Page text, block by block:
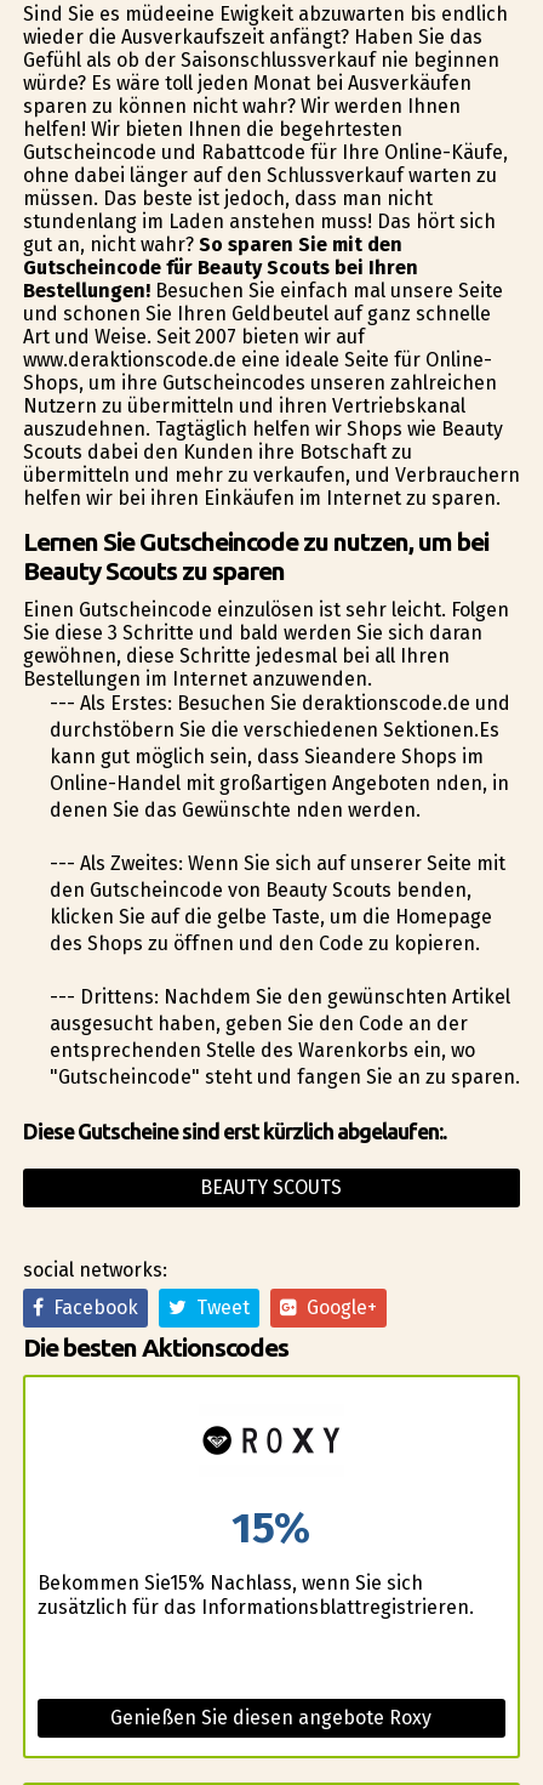
Sind Sie es müdeeine Ewigkeit abzuwarten bis endlich
wieder die Ausverkaufszeit anfängt? Haben Sie das
Gefühl als ob der Saisonschlussverkauf nie beginnen
würde? Es wäre toll jeden Monat bei Ausverkäufen
sparen zu können nicht wahr? Wir werden Ihnen
helfen! Wir bieten Ihnen die begehrtesten
Gutscheincode und Rabattcode für Ihre Online-Käufe,
ohne dabei länger auf den Schlussverkauf warten zu
müssen. Das beste ist jedoch, dass man nicht
stundenlang im Laden anstehen muss! Das hört sich
gut an, nicht wahr? So sparen Sie mit den
Gutscheincode für Beauty Scouts bei Ihren
Bestellungen!Besuchen Sie einfach mal unsere Seite
und schonen Sie Ihren Geldbeutel auf ganz schnelle
Art und Weise. Seit 2007 bieten wir auf
www.deraktionscode.de eine ideale Seite für Online-
Shops, um ihre Gutscheincodes unseren zahlreichen
Nutzern zu übermitteln und ihren Vertriebskanal
auszudehnen. Tagtäglich helfen wir Shops wie Beauty
Scouts dabei den Kunden ihre Botschaft zu
übermitteln und mehr zu verkaufen, und Verbrauchern
helfen wir bei ihren Einkäufen im Internet zu sparen.
Lernen Sie Gutscheincode zu nutzen, um bei
Beauty Scouts zu sparen
Einen Gutscheincode einzulösen ist sehr leicht. Folgen
Sie diese 3 Schritte und bald werden Sie sich daran
gewöhnen, diese Schritte jedesmal bei all Ihren
Bestellungen im Internet anzuwenden.
--- Als Erstes: Besuchen Sie deraktionscode.de und
durchstöbern Sie die verschiedenen Sektionen.Es
kann gut möglich sein, dass Sieandere Shops im
Online-Handel mit großartigen Angeboten finden, in
denen Sie das Gewünschte finden werden.
--- Als Zweites: Wenn Sie sich auf unserer Seite mit
den Gutscheincode von Beauty Scouts befinden,
klicken Sie auf die gelbe Taste, um die Homepage
des Shops zu öffnen und den Code zu kopieren.
--- Drittens: Nachdem Sie den gewünschten Artikel
ausgesucht haben, geben Sie den Code an der
entsprechenden Stelle des Warenkorbs ein, wo
"Gutscheincode" steht und fangen Sie an zu sparen.
Diese Gutscheine sind erst kürzlich abgelaufen:.
BEAUTY SCOUTS
social networks:
Facebook
Tweet Google+
Die besten Aktionscodes
15%
Bekommen Sie15% Nachlass, wenn Sie sich
zusätzlich für das Informationsblattregistrieren.
Genießen Sie diesen angebote Roxy